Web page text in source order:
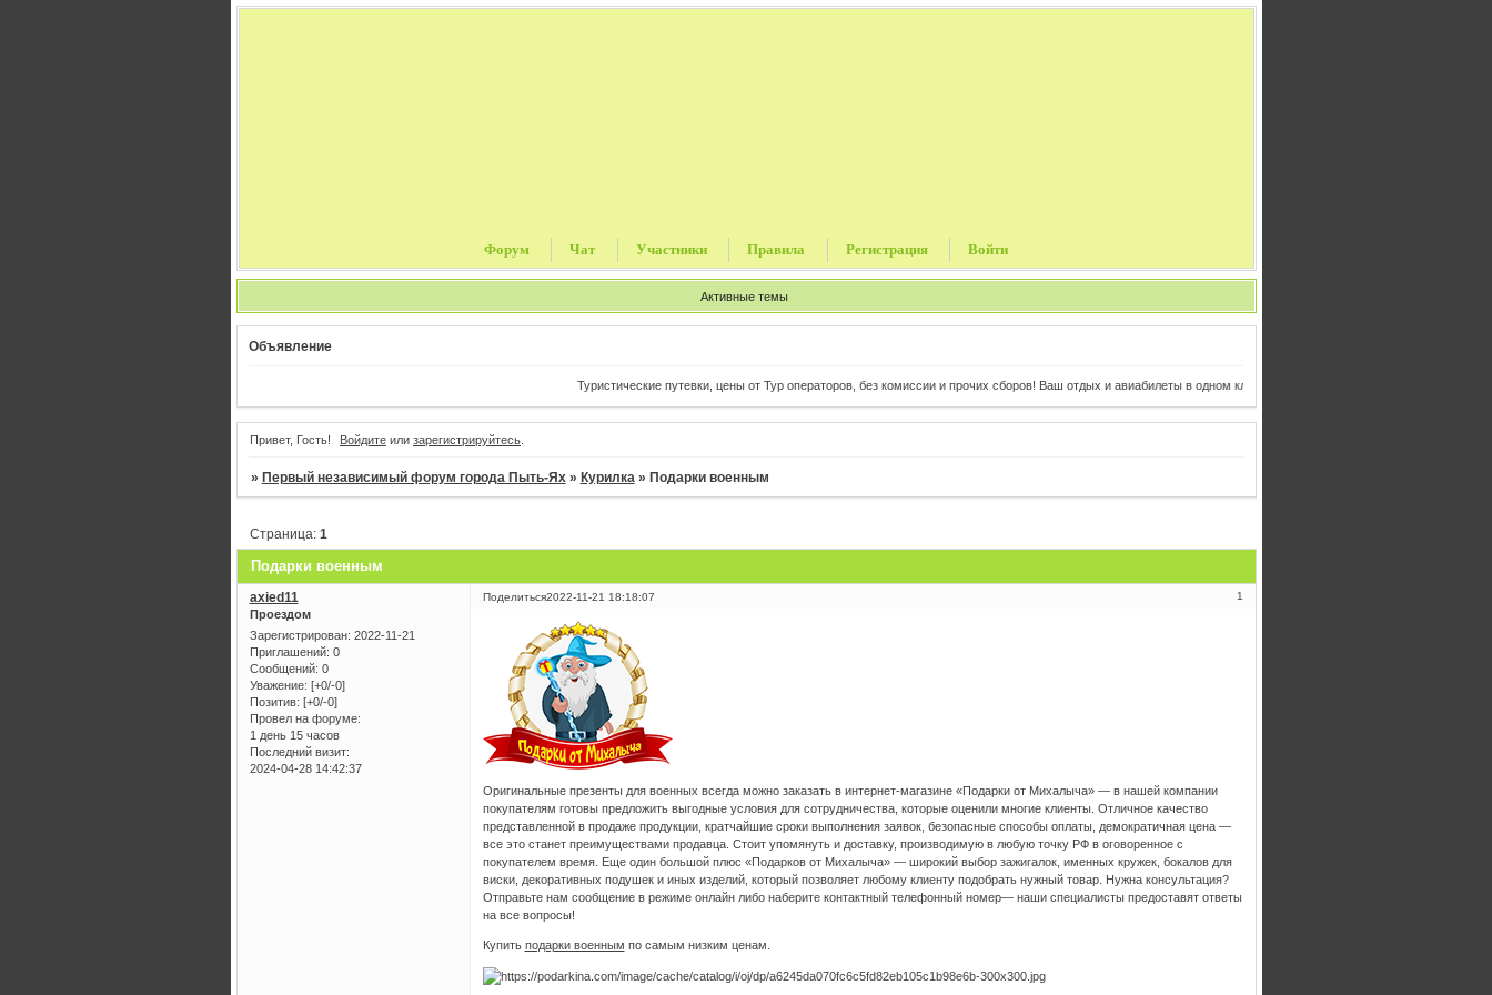
Форум Чат Участники Правила Регистрация Войти
Активные темы
Объявление
Туристические путевки, цены от Тур операторов, без комиссии и прочих сборов! Ваш отдых и авиабилеты в одном клике от Вас!
Привет, Гость! Войдите или зарегистрируйтесь
» Первый независимый форум города Пыть-Ях » Курилка » Подарки военным
Подарки военным
Страница: 1
Поделиться 1
2022-11-21 18:18:07
axied11
Проездом
Зарегистрирован: 2022-11-21
Приглашений: 0
Сообщений: 0
Уважение: [+0/-0]
Позитив: [+0/-0]
Провел на форуме:
1 день 15 часов
Последний визит:
2024-04-28 14:42:37
Оригинальные презенты для военных всегда можно заказать в интернет-магазине «Подарки от Михалыча» — в нашей компании
покупателям готовы предложить выгодные условия для сотрудничества, которые оценили многие клиенты. Отличное качество
представленной в продаже продукции, кратчайшие сроки выполнения заявок, безопасные способы оплаты, демократичная цена —
все это станет преимуществами продавца. Стоит упомянуть и доставку, производимую в любую точку РФ в оговоренное с
покупателем время. Еще один большой плюс «Подарков от Михалыча» — широкий выбор зажигалок, именных кружек, бокалов для
виски, декоративных подушек и иных изделий, который позволяет любому клиенту подобрать нужный товар. Нужна консультация?
Отправьте нам сообщение в режиме онлайн либо наберите контактный телефонный номер— наши специалисты предоставят ответы
на все вопросы!
Купить подарки военным по самым низким ценам.